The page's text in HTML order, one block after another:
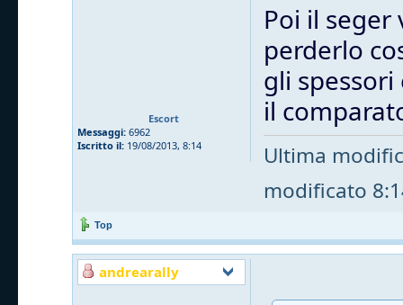
Escort
Messaggi: 6962
Iscritto il: 19/08/2013, 8:14
Poi il
perderlo
gli
il
Ultima
modificato
Top
andrearally